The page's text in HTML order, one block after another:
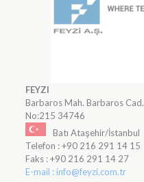
FEYZI
Barbaros Mah. Barbaros Cad.
No:215 34746
Batı Ataşehir/İstanbul
Telefon : +90 216 291 14 15
Faks : +90 216 291 14 27
E-mail : info@feyzi.com.tr